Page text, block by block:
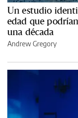
Un estudio
edad que
una década
Andrew Gregory